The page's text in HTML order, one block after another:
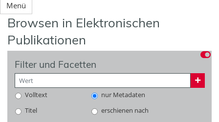
Menü
Browsen in Elektronischen
Publikationen
Filter und Facetten
Volltext
nur Metadaten
Titel
erschienen nach